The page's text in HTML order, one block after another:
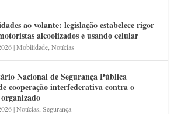
ao volante: legislação estabelece rigor
alcoolizados e usando celular
|Mobilidade ,Notícias
Nacional de Segurança Pública
cooperação interfederativa contra o
|Notícias ,Segurança